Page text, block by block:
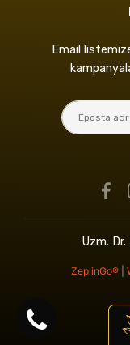
Email
Uzm. Dr.
ZeplinGo®